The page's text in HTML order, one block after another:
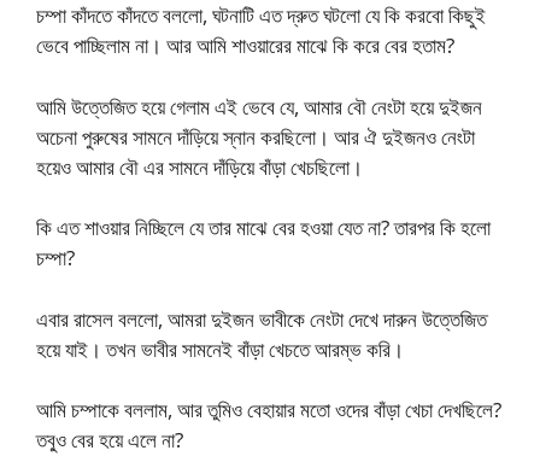
চম্পা কাঁদতে কাঁদতে বললো, ঘটনাটি এত দ্রুত ঘটলো যে কি করবো কিছুই
ভেবে পাচ্ছিলাম না। আর আমি শাওয়ারের মাঝে কি করে বের হতাম?
আমি উত্তেজিত হয়ে গেলাম এই ভেবে যে, আমার বৌ নেংটা হয়ে দুইজন
অচেনা পুরুষের সামনে দাঁড়িয়ে স্নান করছিলো। আর ঐ দুইজনও নেংটা
হয়েও আমার বৌ এর সামনে দাঁড়িয়ে বাঁড়া খেচছিলো।
কি এত শাওয়ার নিচ্ছিলে যে তার মাঝে বের হওয়া যেত না? তারপর কি হলো
চম্পা?
এবার রাসেল বললো, আমরা দুইজন ভাবীকে নেংটা দেখে দারুন উত্তেজিত
হয়ে যাই। তখন ভাবীর সামনেই বাঁড়া খেচতে আরম্ভ করি।
আমি চম্পাকে বললাম, আর তুমিও বেহায়ার মতো ওদের বাঁড়া খেচা দেখছিলে?
তবু্ও বের হয়ে এলে না?